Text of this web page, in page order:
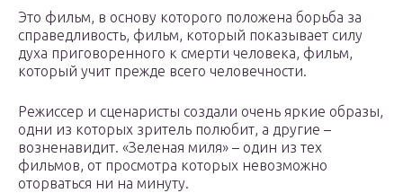
Это фильм, в основу которого положена борьба за
справедливость, фильм, который показывает силу
духа приговоренного к смерти человека, фильм,
который учит прежде всего человечности.
Режиссер и сценаристы создали очень яркие образы,
одни из которых зритель полюбит, а другие –
возненавидит. «Зеленая миля» – один из тех
фильмов, от просмотра которых невозможно
оторваться ни на минуту.